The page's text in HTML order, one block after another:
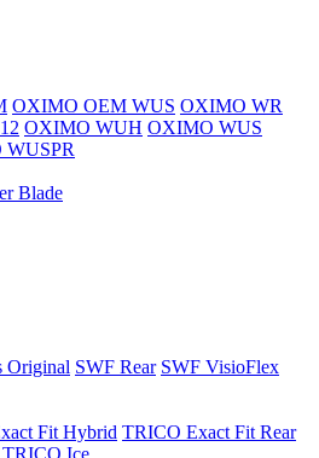
OXIMO OEM WUS OXIMO WR
OXIMO WUH OXIMO WUS
Blade
Original SWF Rear SWF VisioFlex
Fit Hybrid TRICO Exact Fit Rear
TRICO Ice